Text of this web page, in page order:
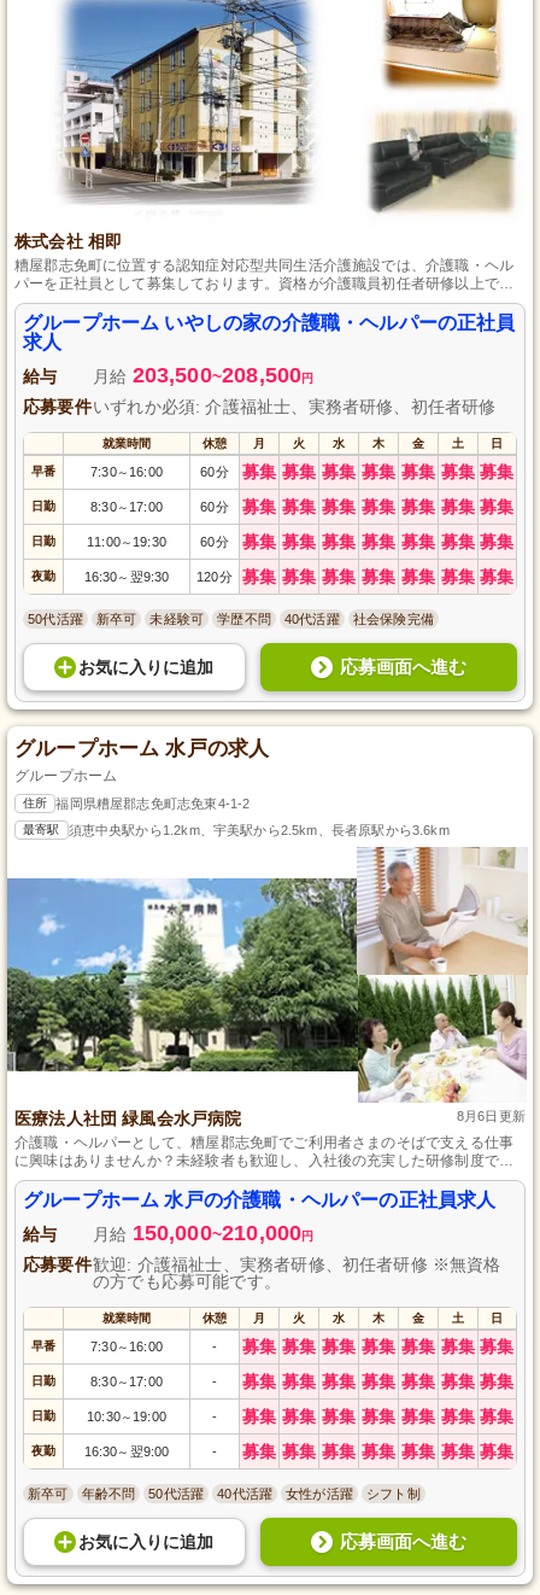
株式会社 相即
糟屋郡志免町に位置する認知症対応型共同生活介護施設では、介護職・ヘル
パーを正社員として募集しております。資格が介護職員初任者研修以上であ
れば、毎月の研修でしっかりと介護の知識を深め、経験の浅い方でも安心し
てスタートできます。地域に根ざしたあたたかいケアを提供する私たちと一
緒に、ご利用者さま一人ひとりに寄り添った介護を行いませんか。
グループホーム いやしの家の介護職・ヘルパーの正社員
求人
給与 月給 203,500~208,500円
応募要件いずれか必須: 介護福祉士、実務者研修、初任者研修
就業時間 休憩 月 火 水 木 金 土 日
早番 7:30～ 16:00 60分 募集 募集 募集 募集 募集 募集 募集
日勤 8:30～ 17:00 60分 募集 募集 募集 募集 募集 募集 募集
日勤 11:00～ 19:30 60分 募集 募集 募集 募集 募集 募集 募集
夜勤 16:30～ 翌9:30 120分 募集 募集 募集 募集 募集 募集 募集
50代活躍 新卒可 未経験可 学歴不問 40代活躍 社会保険完備
お気に入り に追加 応募画面へ進む
グループホーム 水戸の求人
グループホーム
住所 福岡県糟屋郡志免町志免東4-1-2
最寄駅 須恵中央駅から1.2km、宇美駅から2.5km、長者原駅から3.6km
医療法人社団 緑風会水戸病院 8月6日更新
介護職・ヘルパーとして、糟屋郡志免町でご利用者さまのそばで支える仕事
に興味はありませんか？未経験者も歓迎し、入社後の充実した研修制度で一
人前に育てます。ユニットケア方式を取り入れており、定員9名の小規模な環
境で、ご利用者さま一人ひとりとしっかり向き合える点が魅力です。
グループホーム 水戸の介護職・ヘルパーの正社員求人
給与 月給 150,000~210,000円
応募要件歓迎: 介護福祉士、実務者研修、初任者研修 ※無資格
の方でも応募可能です。
就業時間 休憩 月 火 水 木 金 土 日
早番 7:30～ 16:00 - 募集 募集 募集 募集 募集 募集 募集
日勤 8:30～ 17:00 - 募集 募集 募集 募集 募集 募集 募集
日勤 10:30～ 19:00 - 募集 募集 募集 募集 募集 募集 募集
夜勤 16:30～ 翌9:00 - 募集 募集 募集 募集 募集 募集 募集
新卒可 年齢不問 50代活躍 40代活躍 女性が活躍 シフト制
お気に入り に追加 応募画面へ進む